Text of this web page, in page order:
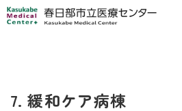
7. 緩和ケア病棟